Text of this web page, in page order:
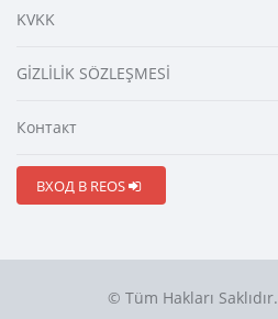
KVKK
GİZLİLİK SÖZLEŞMESİ
Контакт
ВХОД В REOS
© Tüm Hakları Saklıdır.